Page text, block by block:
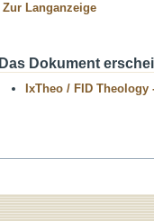
Zur Langanzeige
Das Dokument
IxTheo / FID Theology